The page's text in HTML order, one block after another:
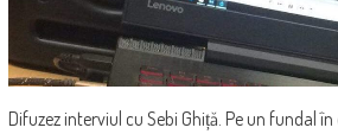
Difuzez interviul cu Sebi Ghiță. Pe un fundal